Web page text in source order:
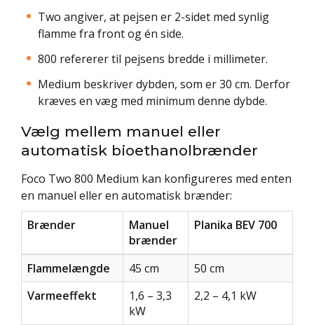
Two angiver, at pejsen er 2-sidet med synlig
flamme fra front og én side.
800 refererer til pejsens bredde i millimeter.
Medium beskriver dybden, som er 30 cm. Derfor
kræves en væg med minimum denne dybde.
Vælg mellem manuel eller
automatisk bioethanolbrænder
Foco Two 800 Medium kan konfigureres med enten
en manuel eller en automatisk brænder:
Brænder
Manuel
brænder
Planika BEV 700
Flammelængde 45 cm
50 cm
Varmeeffekt
1,6 – 3,3
kW
2,2 – 4,1 kW